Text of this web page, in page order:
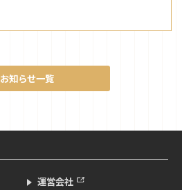
お知らせ一覧
運営会社